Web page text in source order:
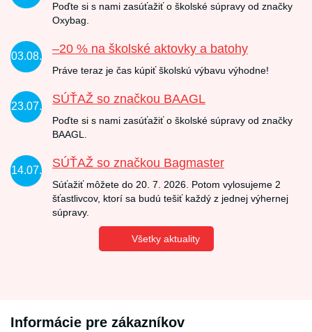
Poďte si s nami zasúťažiť o školské súpravy od značky
Oxybag.
03.08.
–20 % na školské aktovky a batohy
Práve teraz je čas kúpiť školskú výbavu výhodne!
23.07.
SÚŤAŽ so značkou BAAGL
Poďte si s nami zasúťažiť o školské súpravy od značky
BAAGL.
14.07.
SÚŤAŽ so značkou Bagmaster
Súťažiť môžete do 20. 7. 2026. Potom vylosujeme 2
šťastlivcov, ktorí sa budú tešiť každý z jednej výhernej
súpravy.
Všetky aktuality
Informácie pre zákazníkov